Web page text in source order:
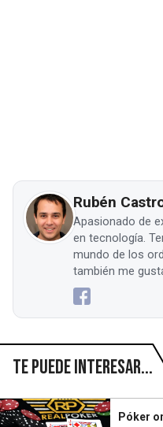
Rubén
Apasionado de
en tecnología.
mundo de los
también me
Te puede interesar...
Póker